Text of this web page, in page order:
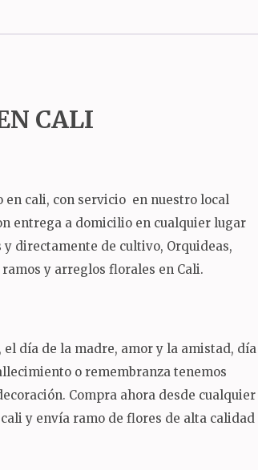
CALI
en cali, con servicio en nuestro local
entrega a domicilio en cualquier lugar
y directamente de cultivo, Orquideas,
y arreglos florales en Cali.
día de la madre, amor y la amistad, día
o remembranza tenemos
Compra ahora desde cualquier
y envía ramo de flores de alta calidad